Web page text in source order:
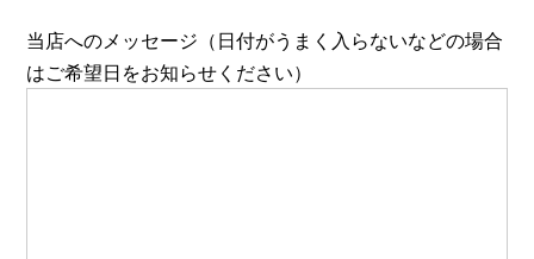
当店へのメッセージ（日付がうまく入らないなどの場合
はご希望日をお知らせください）